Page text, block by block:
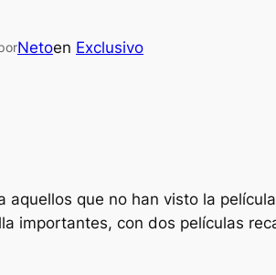
Netoen Exclusivo
aquellos que no han visto la
importantes, con dos películas